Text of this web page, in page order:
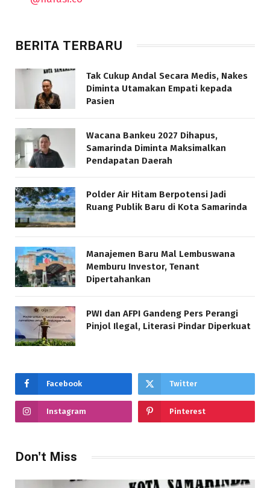
BERITA TERBARU
Tak Cukup Andal Secara Medis, Nakes
Diminta Utamakan Empati kepada
Pasien
Wacana Bankeu 2027 Dihapus,
Samarinda Diminta Maksimalkan
Pendapatan Daerah
Polder Air Hitam Berpotensi Jadi
Ruang Publik Baru di Kota Samarinda
Manajemen Baru Mal Lembuswana
Memburu Investor, Tenant
Dipertahankan
PWI dan AFPI Gandeng Pers Perangi
Pinjol Ilegal, Literasi Pindar Diperkuat
Facebook Twitter
Instagram Pinterest
Don't Miss